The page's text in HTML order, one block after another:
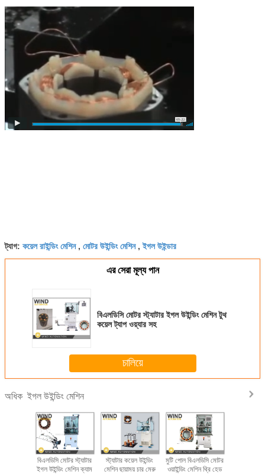
ট্যাগ: কয়েল রাইন্ডিং মেশিন, মোটর উইন্ডিং মেশিন,ইগল উইন্ডার
এর সেরা মূল্য পান
বিএলডিসি মোটর স্ট্যাটার ইগল উইন্ডিং মেশিন টুথ
কয়েল ট্যাপ ওয়্যার সহ
চালিয়ে
অধিকইগল উইন্ডিং মেশিন
বিএলডিসি মোটর স্ট্যাটার
ইগল উইন্ডিং মেশিন ক্যাম
স্ট্যাটার কয়েল উইন্ডিং
মেশিন ছায়াময় চার মেরু
মুটি পোল বিএলডিসি মোটর
ওয়াইন্ডিং মেশিন থ্রি হেড